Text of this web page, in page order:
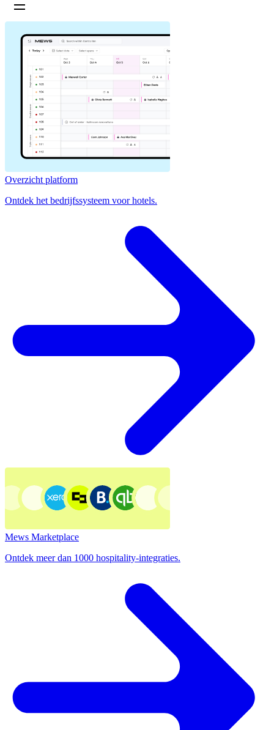
Overzicht platform
Ontdek het bedrijfssysteem voor hotels.
Mews Marketplace
Ontdek meer dan 1000 hospitality-integraties.